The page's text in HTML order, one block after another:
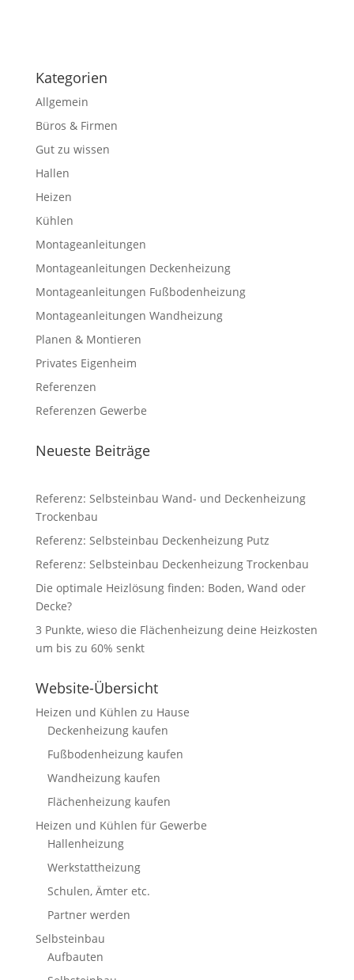
Kategorien
Allgemein
Büros & Firmen
Gut zu wissen
Hallen
Heizen
Kühlen
Montageanleitungen
Montageanleitungen Deckenheizung
Montageanleitungen Fußbodenheizung
Montageanleitungen Wandheizung
Planen & Montieren
Privates Eigenheim
Referenzen
Referenzen Gewerbe
Neueste Beiträge
Referenz: Selbsteinbau Wand- und Deckenheizung
Trockenbau
Referenz: Selbsteinbau Deckenheizung Putz
Referenz: Selbsteinbau Deckenheizung Trockenbau
Die optimale Heizlösung finden: Boden, Wand oder
Decke?
3 Punkte, wieso die Flächenheizung deine Heizkosten
um bis zu 60% senkt
Website-Übersicht
Heizen und Kühlen zu Hause
Deckenheizung kaufen
Fußbodenheizung kaufen
Wandheizung kaufen
Flächenheizung kaufen
Heizen und Kühlen für Gewerbe
Hallenheizung
Werkstattheizung
Schulen, Ämter etc.
Partner werden
Selbsteinbau
Aufbauten